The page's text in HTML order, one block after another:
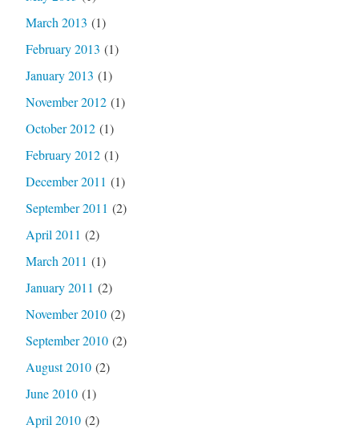
March 2013 (1)
February 2013 (1)
January 2013 (1)
November 2012(1)
October 2012(1)
February 2012(1)
December 2011 (1)
September 2011 (2)
April 2011 (2)
March 2011 (1)
January 2011 (2)
November 2010(2)
September 2010(2)
August 2010(2)
June 2010(1)
April 2010(2)